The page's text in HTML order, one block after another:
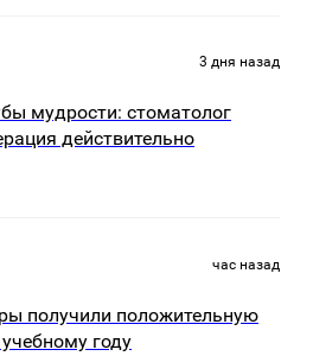
3 дня назад
мудрости: стоматолог
действительно
час назад
получили положительную
году